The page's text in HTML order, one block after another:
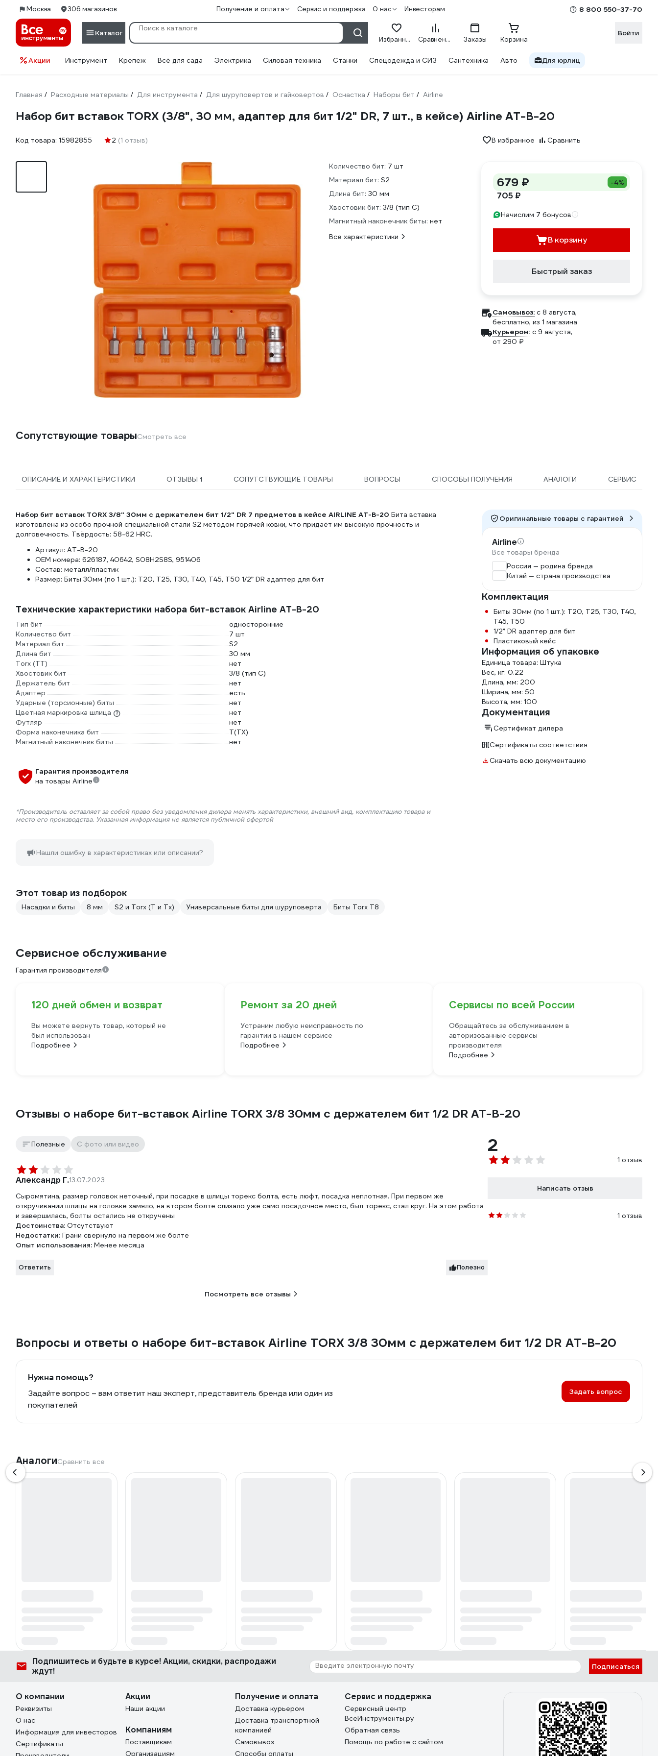
Москва 306 магазинов Получение и оплата Сервис и поддержка О нас Инвесторам 8 800 550-37-70
Каталог
Избранное Сравнение Заказы Корзина
Войти
Акции Инструмент Крепеж Всё для сада Электрика Силовая техника Станки Спецодежда и СИЗ Сантехника Авто Для юрлиц
Главная / Расходные материалы / Для инструмента / Для шуруповертов и гайковертов / Оснастка / Наборы бит / Airline
Набор бит вставок TORX (3/8", 30 мм, адаптер для бит 1/2" DR, 7 шт., в кейсе) Airline AT-B-20
Код товара: 15982855 2 (1 отзыв) В избранное Сравнить
Количество бит: 7 шт
Материал бит: S2
Длина бит: 30 мм
Хвостовик бит: 3/8 (тип С)
Магнитный наконечник биты: нет
Все характеристики
679 ₽ -4%
705 ₽
Начислим 7 бонусов
В корзину
Быстрый заказ
Самовывоз: c 8 августа,
бесплатно, из 1 магазина
Курьером: c 9 августа,
от 290 ₽
Сопутствующие товарыСмотреть все
ОПИСАНИЕ И ХАРАКТЕРИСТИКИ ОТЗЫВЫ 1 СОПУТСТВУЮЩИЕ ТОВАРЫ ВОПРОСЫ СПОСОБЫ ПОЛУЧЕНИЯ АНАЛОГИ СЕРВИС
Набор бит вставок TORX 3/8" 30мм с держателем бит 1/2" DR 7 предметов в кейсе AIRLINE AT-B-20 Бита вставка
изготовлена из особо прочной специальной стали S2 методом горячей ковки, что придаёт им высокую прочность и
долговечность. Твёрдость: 58-62 HRC.
Артикул: AT-B-20
OEM номера: 626187, 40642, S08H2S8S, 951406
Состав: металл/пластик
Размер: Биты 30мм (по 1 шт.): Т20, Т25, Т30, Т40, Т45, Т50 1/2” DR адаптер для бит
Технические характеристики набора бит-вставок Airline AT-B-20
Тип бит
односторонние
Количество бит
7 шт
Материал бит
S2
Длина бит
30 мм
Torx (TT)
нет
Хвостовик бит
3/8 (тип С)
Держатель бит
нет
Адаптер
есть
Ударные (торсионные) биты
нет
Цветная маркировка шлица
нет
Футляр
нет
Форма наконечника бит
T(TX)
Магнитный наконечник биты
нет
Гарантия производителя
на товары Airline
*Производитель оставляет за собой право без уведомления дилера менять характеристики, внешний вид, комплектацию товара и
место его производства. Указанная информация не является публичной офертой
Нашли ошибку в характеристиках или описании?
Оригинальные товары c гарантией
Airline
Все товары бренда
Россия — родина бренда
Китай — страна производства
Комплектация
Биты 30мм (по 1 шт.): Т20, Т25, Т30, Т40,
Т45, Т50
1/2” DR адаптер для бит
Пластиковый кейс
Информация об упаковке
Единица товара: Штука
Вес, кг: 0.22
Длина, мм: 200
Ширина, мм: 50
Высота, мм: 100
Документация
Сертификат дилера
Сертификаты соответствия
Скачать всю документацию
Этот товар из подборок
Насадки и биты 8 мм S2 и Torx (T и Tx) Универсальные биты для шуруповерта Биты Torx T8
Сервисное обслуживание
Гарантия производителя
120 дней обмен и возврат
Вы можете вернуть товар, который не
был использован
Подробнее
Ремонт за 20 дней
Устраним любую неисправность по
гарантии в нашем сервисе
Подробнее
Сервисы по всей России
Обращайтесь за обслуживанием в
авторизованные сервисы
производителя
Подробнее
Отзывы о наборе бит-вставок Airline TORX 3/8 30мм с держателем бит 1/2 DR AT-B-20
2
1 отзыв
Написать отзыв
1 отзыв
Полезные С фото или видео
Александр Г.13.07.2023
Сыромятина, размер головок неточный, при посадке в шлицы торекс болта, есть люфт, посадка неплотная. При первом же
откручивании шлицы на головке замяло, на втором болте слизало уже само посадочное место, был торекс, стал круг. На этом работа
и завершилась, болты остались не откручены
Достоинства: Отсутствуют
Недостатки: Грани свернуло на первом же болте
Опыт использования: Менее месяца
Ответить Полезно
Посмотреть все отзывы
Вопросы и ответы о наборе бит-вставок Airline TORX 3/8 30мм с держателем бит 1/2 DR AT-B-20
Нужна помощь?
Задайте вопрос – вам ответит наш эксперт, представитель бренда или один из
покупателей
Задать вопрос
АналогиСравнить все
Подпишитесь и будьте в курсе! Акции, скидки, распродажи
ждут!
Подписаться
О компании
Реквизиты
О нас
Информация для инвесторов
Сертификаты
Акции
Наши акции
Компаниям
Поставщикам
Организациям
Получение и оплата
Доставка курьером
Доставка транспортной
компанией
Самовывоз
Способы оплаты
Сервис и поддержка
Сервисный центр
ВсеИнструменты.ру
Обратная связь
Помощь по работе с сайтом